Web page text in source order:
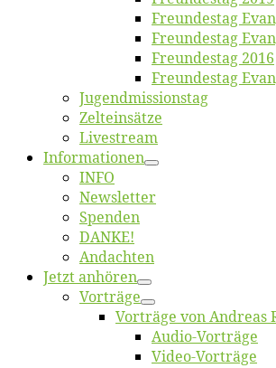
Freun­des­tag
Freun­des­tag
Freun­des­tag 2016
Freun­des­tag
Jugend­mis­sions­tag
Zelt­ein­sät­ze
Live­stream
Informatio­nen
INFO
News­let­ter
Spen­den
DANKE!
An­dach­ten
Jetzt an­hö­ren
Vor­trä­ge
Vor­trä­ge von An­dre­as
Au­dio-Vor­trä­ge
Vi­deo-Vor­trä­ge